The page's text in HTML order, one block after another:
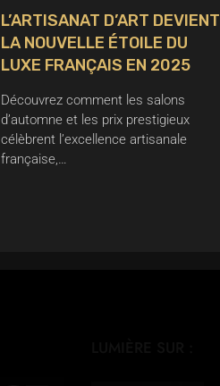
L’ARTISANAT D’ART DEVIENT
LA NOUVELLE ÉTOILE DU
LUXE FRANÇAIS EN 2025
Découvrez comment les salons
d’automne et les prix prestigieux
célèbrent l’excellence artisanale
française,…